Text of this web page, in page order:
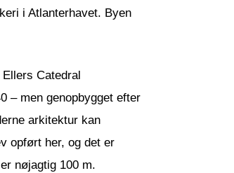
i Atlanterhavet. Byen
Catedral
– men genopbygget efter
arkitektur kan
opført her, og det er
nøjagtig 100 m.